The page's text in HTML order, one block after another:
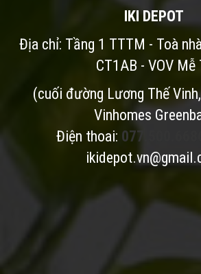
IKI DEPOT
Địa chỉ: Tầng 1 TTTM - Toà
CT1AB - VOV Mễ
(cuối đường Lương Thế
Vinhomes
Điện thoai: 077.500.6686